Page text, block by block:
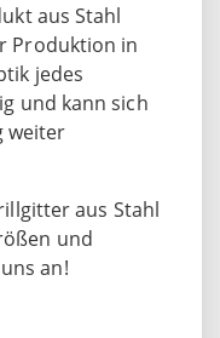
aus Stahl
Produktion in
jedes
und kann sich
weiter
aus Stahl
und
an!